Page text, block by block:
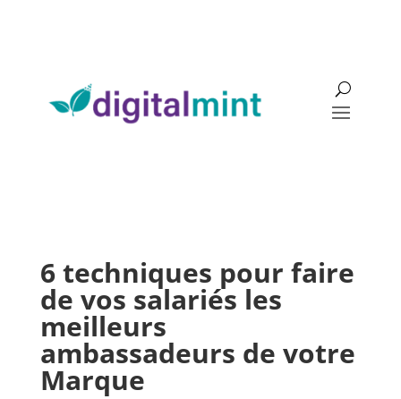
6 techniques pour faire
de vos salariés les
meilleurs
ambassadeurs de votre
Marque